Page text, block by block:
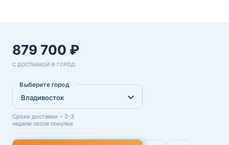
879 700 ₽
С ДОСТАВКОЙ В ГОРОД:
Выберите город
Сроки доставки ~ 2-3
недели после покупки